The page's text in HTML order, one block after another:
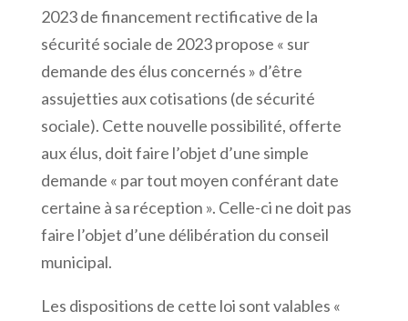
2023 de financement rectificative de la
sécurité sociale de 2023 propose « sur
demande des élus concernés » d’être
assujetties aux cotisations (de sécurité
sociale). Cette nouvelle possibilité, offerte
aux élus, doit faire l’objet d’une simple
demande « par tout moyen conférant date
certaine à sa réception ». Celle-ci ne doit pas
faire l’objet d’une délibération du conseil
municipal.
Les dispositions de cette loi sont valables «